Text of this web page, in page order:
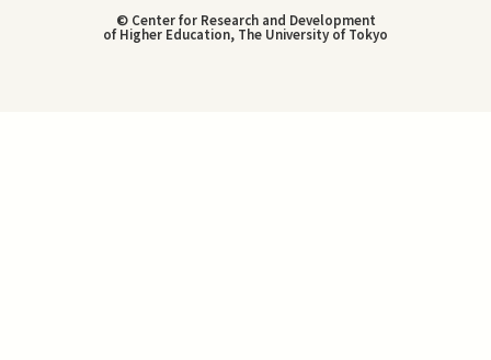
© Center for Research and Development
of Higher Education, The University of Tokyo